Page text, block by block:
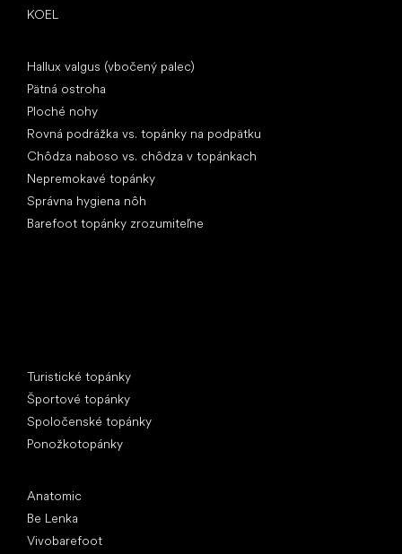
KOEL
Hallux valgus (vbočený palec)
Pätná ostroha
Ploché nohy
Rovná podrážka vs. topánky na podpätku
Chôdza naboso vs. chôdza v topánkach
Nepremokavé topánky
Správna hygiena nôh
Barefoot topánky zrozumiteľne
Turistické topánky
Športové topánky
Spoločenské topánky
Ponožkotopánky
Anatomic
Be Lenka
Vivobarefoot